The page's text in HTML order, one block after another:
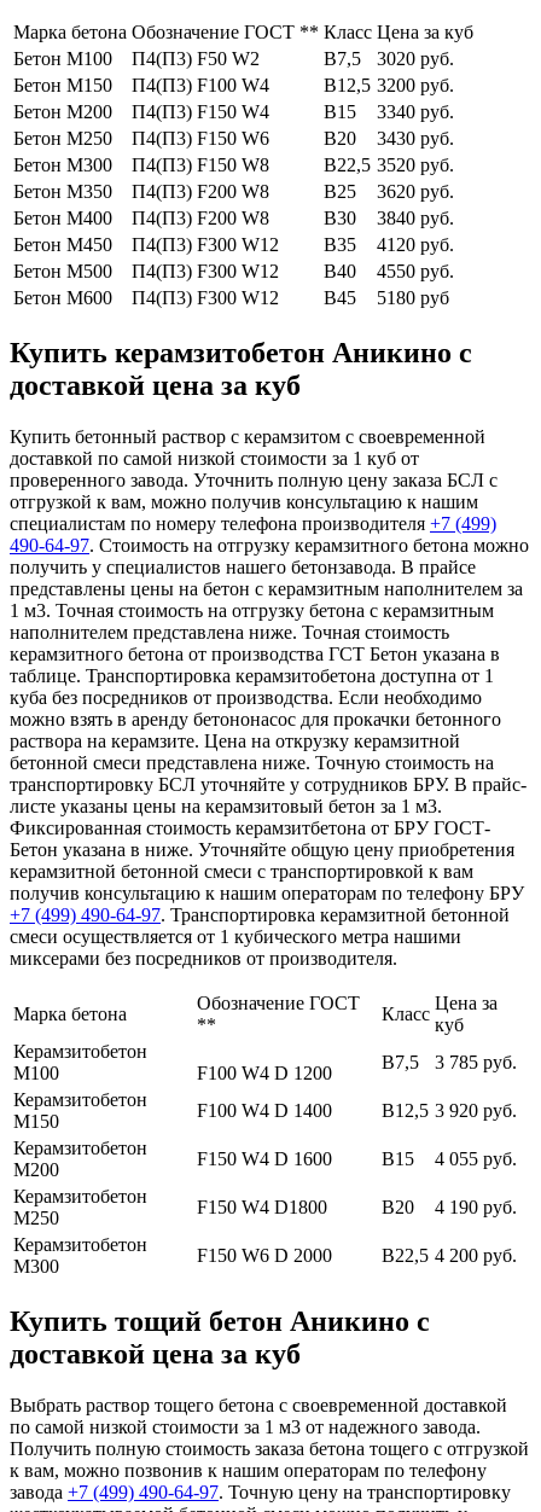
Марка бетона Обозначение ГОСТ ** Класс Цена за куб
Бетон М100
П4(П3) F50 W2 В7,5
3020 руб.
Бетон М150
П4(П3) F100 W4 В12,5 3200 руб.
Бетон М200
П4(П3) F150 W4 В15
3340 руб.
Бетон М250
П4(П3) F150 W6 В20
3430 руб.
Бетон М300
П4(П3) F150 W8 В22,5 3520 руб.
Бетон М350
П4(П3) F200 W8 В25
3620 руб.
Бетон М400
П4(П3) F200 W8 В30
3840 руб.
Бетон М450
П4(П3) F300 W12 В35
4120 руб.
Бетон М500
П4(П3) F300 W12 В40
4550 руб.
Бетон М600
П4(П3) F300 W12 В45 5180 руб
Купить керамзитобетон Аникино с
доставкой цена за куб
Купить бетонный раствор с керамзитом с своевременной
доставкой по самой низкой стоимости за 1 куб от
проверенного завода. Уточнить полную цену заказа БСЛ с
отгрузкой к вам, можно получив консультацию к нашим
специалистам по номеру телефона производителя +7 (499)
490-64-97. Стоимость на отгрузку керамзитного бетона можно
получить у специалистов нашего бетонзавода. В прайсе
представлены цены на бетон с керамзитным наполнителем за
1 м3. Точная стоимость на отгрузку бетона с керамзитным
наполнителем представлена ниже. Точная стоимость
керамзитного бетона от производства ГСТ Бетон указана в
таблице. Транспортировка керамзитобетона доступна от 1
куба без посредников от производства. Если необходимо
можно взять в аренду бетононасос для прокачки бетонного
раствора на керамзите. Цена на открузку керамзитной
бетонной смеси представлена ниже. Точную стоимость на
транспортировку БСЛ уточняйте у сотрудников БРУ. В прайс-
листе указаны цены на керамзитовый бетон за 1 м3.
Фиксированная стоимость керамзитбетона от БРУ ГОСТ-
Бетон указана в ниже. Уточняйте общую цену приобретения
керамзитной бетонной смеси с транспортировкой к вам
получив консультацию к нашим операторам по телефону БРУ
+7 (499) 490-64-97. Транспортировка керамзитной бетонной
смеси осуществляется от 1 кубического метра нашими
миксерами без посредников от производителя.
Марка бетона
Обозначение ГОСТ
**
Класс
Цена за
куб
Керамзитобетон
М100
F100 W4 D 1200
В7,5
3 785 руб.
Керамзитобетон
М150
F100 W4 D 1400 В12,5 3 920 руб.
Керамзитобетон
М200
F150 W4 D 1600 В15
4 055 руб.
Керамзитобетон
М250
F150 W4 D1800 В20
4 190 руб.
Керамзитобетон
М300
F150 W6 D 2000 В22,5 4 200 руб.
Купить тощий бетон Аникино с
доставкой цена за куб
Выбрать раствор тощего бетона с своевременной доставкой
по самой низкой стоимости за 1 м3 от надежного завода.
Получить полную стоимость заказа бетона тощего с отгрузкой
к вам, можно позвонив к нашим операторам по телефону
завода +7 (499) 490-64-97. Точную цену на транспортировку